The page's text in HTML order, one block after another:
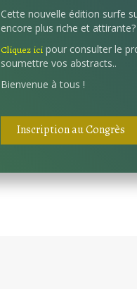
Cette nouvelle édition surfe
encore plus riche et attirante?
Cliquez icipour consulter le
soumettre vos abstracts..
Bienvenue à tous !
Inscription au Congrès